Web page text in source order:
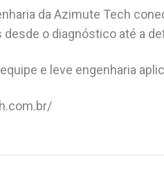
da Azimute Tech
desde o diagnóstico até a
e leve engenharia